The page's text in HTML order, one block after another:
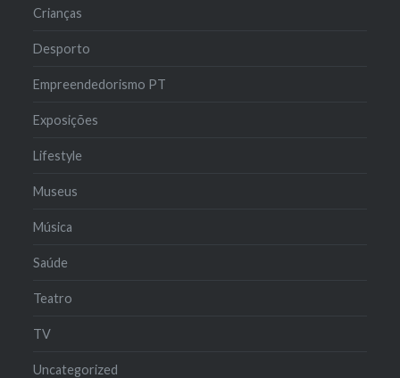
Crianças
Desporto
Empreendedorismo PT
Exposições
Lifestyle
Museus
Música
Saúde
Teatro
TV
Uncategorized